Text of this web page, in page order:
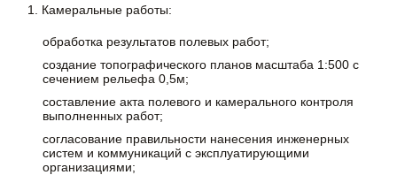
Камеральные работы:
обработка результатов полевых работ;
создание топографического планов масштаба 1:500 с
сечением рельефа 0,5м;
составление акта полевого и камерального контроля
выполненных работ;
согласование правильности нанесения инженерных
систем и коммуникаций с эксплуатирующими
организациями;